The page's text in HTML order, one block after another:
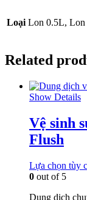
Loại Lon 0.5L, Lon
Related
Show Details
Vệ sinh
Flush
Lựa chọn tùy
0 out of 5
Dung dịch